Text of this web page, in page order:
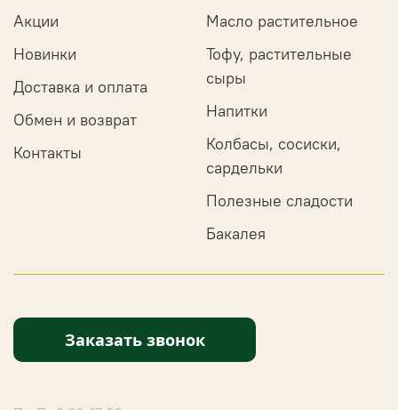
Акции
Новинки
Доставка и оплата
Обмен и возврат
Контакты
Масло растительное
Тофу, растительные
сыры
Напитки
Колбасы, сосиски,
сардельки
Полезные сладости
Бакалея
Заказать звонок